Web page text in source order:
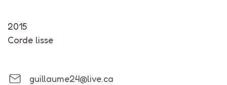
2015
Corde lisse
guillaume24@live.ca